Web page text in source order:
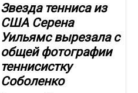
Звезда тенниса из
США Серена
Уильямс вырезала с
общей фотографии
теннисистку
Соболенко